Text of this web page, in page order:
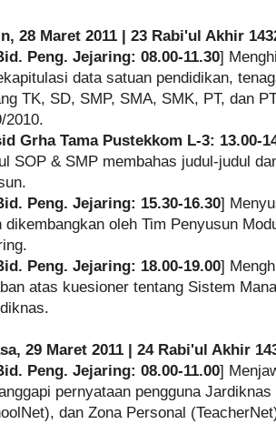
28 Maret 2011 | 23 Rabi'ul Akhir
Peng. Jejaring: 08.00-11.30]
data satuan pendidikan,
TK, SD, SMP, SMA, SMK, PT, dan
2010.
Grha Tama Pustekkom L-3: 13.00-
SOP & SMP membahas judul-judul
Peng. Jejaring: 15.30-16.30]
dikembangkan oleh Tim Penyusun
Peng. Jejaring: 18.00-19.00]
atas kuesioner tentang Sistem
29 Maret 2011 | 24 Rabi'ul Akhir
Peng. Jejaring: 08.00-11.00]
pernyataan pengguna
dan Zona Personal